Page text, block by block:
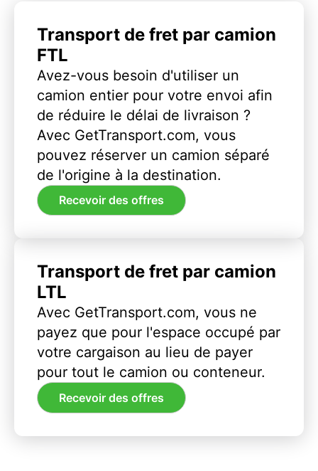
Transport de fret par camion
FTL
Avez-vous besoin d'utiliser un
camion entier pour votre envoi afin
de réduire le délai de livraison ?
Avec GetTransport.com, vous
pouvez réserver un camion séparé
de l'origine à la destination.
Recevoir des offres
Transport de fret par camion
LTL
Avec GetTransport.com, vous ne
payez que pour l'espace occupé par
votre cargaison au lieu de payer
pour tout le camion ou conteneur.
Recevoir des offres